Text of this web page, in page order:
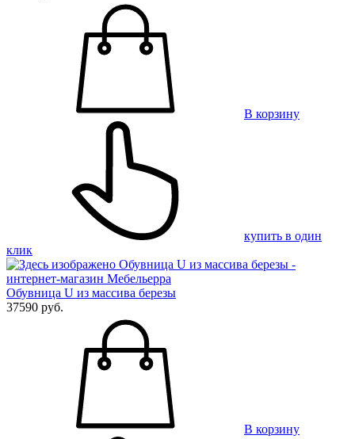
В корзину
купить в один
клик
Обувница U из массива березы
37590 руб.
В корзину